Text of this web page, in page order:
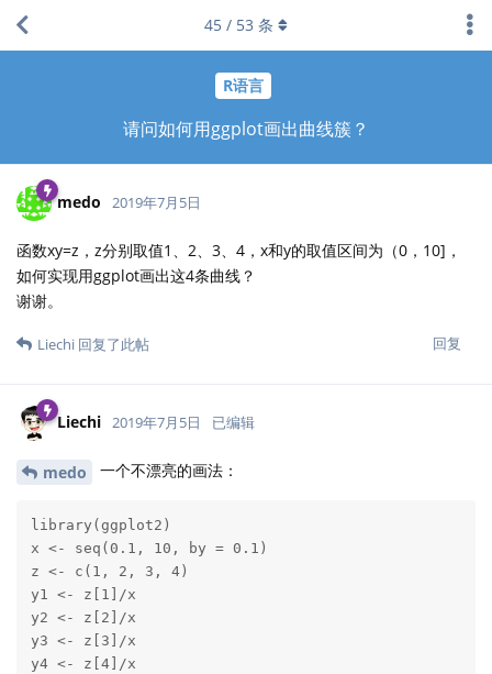
R语言
请问如何用ggplot画出曲线簇？
45 / 53 条
medo 2019年7月5日
函数xy=z，z分别取值1、2、3、4，x和y的取值区间为（0，10]，
如何实现用ggplot画出这4条曲线？
谢谢。
回复
Liechi 回复了此帖
Liechi 2019年7月5日 已编辑
medo 一个不漂亮的画法：
library(ggplot2)
x <- seq(0.1, 10, by = 0.1)
z <- c(1, 2, 3, 4)
y1 <- z[1]/x
y2 <- z[2]/x
y3 <- z[3]/x
y4 <- z[4]/x